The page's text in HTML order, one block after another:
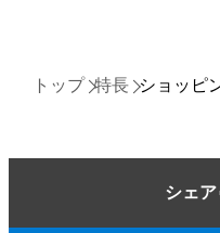
トップ 特長 ショッピ
シェア